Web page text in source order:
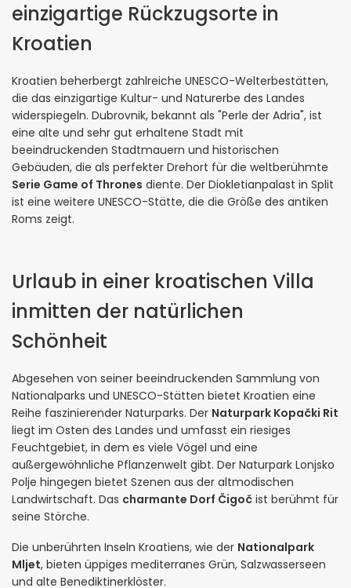
einzigartige Rückzugsorte in
Kroatien
Kroatien beherbergt zahlreiche UNESCO-Welterbestätten,
die das einzigartige Kultur- und Naturerbe des Landes
widerspiegeln. Dubrovnik, bekannt als "Perle der Adria", ist
eine alte und sehr gut erhaltene Stadt mit
beeindruckenden Stadtmauern und historischen
Gebäuden, die als perfekter Drehort für die weltberühmte
Serie Game of Thrones diente. Der Diokletianpalast in Split
ist eine weitere UNESCO-Stätte, die die Größe des antiken
Roms zeigt.
Urlaub in einer kroatischen Villa
inmitten der natürlichen
Schönheit
Abgesehen von seiner beeindruckenden Sammlung von
Nationalparks und UNESCO-Stätten bietet Kroatien eine
Reihe faszinierender Naturparks. Der Naturpark Kopački Rit
liegt im Osten des Landes und umfasst ein riesiges
Feuchtgebiet, in dem es viele Vögel und eine
außergewöhnliche Pflanzenwelt gibt. Der Naturpark Lonjsko
Polje hingegen bietet Szenen aus der altmodischen
Landwirtschaft. Das charmante Dorf Čigoč ist berühmt für
seine Störche.
Die unberührten Inseln Kroatiens, wie der Nationalpark
Mljet, bieten üppiges mediterranes Grün, Salzwasserseen
und alte Benediktinerklöster.